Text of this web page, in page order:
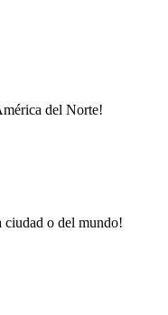
del Norte!
ciudad o del mundo!